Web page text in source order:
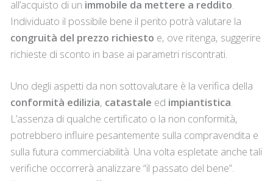
all’acquisto di un immobile da mettere a reddito.
Individuato il possibile bene il perito potrà valutare la
congruità del prezzo richiesto e, ove ritenga, suggerire
richieste di sconto in base ai parametri riscontrati.
Uno degli aspetti da non sottovalutare è la verifica della
conformità edilizia, catastale ed impiantistica.
L’assenza di qualche certificato o la non conformità,
potrebbero influire pesantemente sulla compravendita e
sulla futura commerciabilità. Una volta espletate anche tali
verifiche occorrerà analizzare “il passato del bene”.